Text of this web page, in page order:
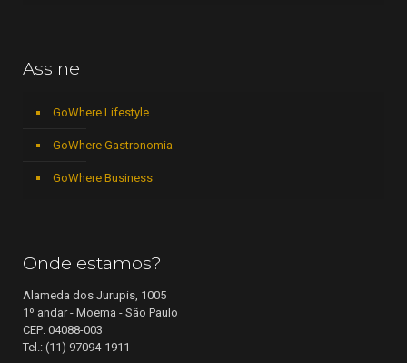
Assine
GoWhere Lifestyle
GoWhere Gastronomia
GoWhere Business
Onde estamos?
Alameda dos Jurupis, 1005
1º andar - Moema - São Paulo
CEP: 04088-003
Tel.: (11) 97094-1911